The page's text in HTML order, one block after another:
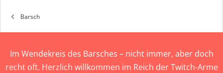
Barsch
Im Wendekreis des Barsches – nicht immer, aber doch
recht oft. Herzlich willkommen im Reich der Twitch-Arme